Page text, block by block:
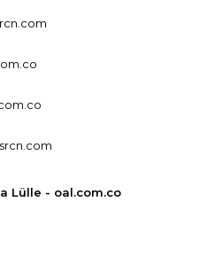
Lülle - oal.com.co